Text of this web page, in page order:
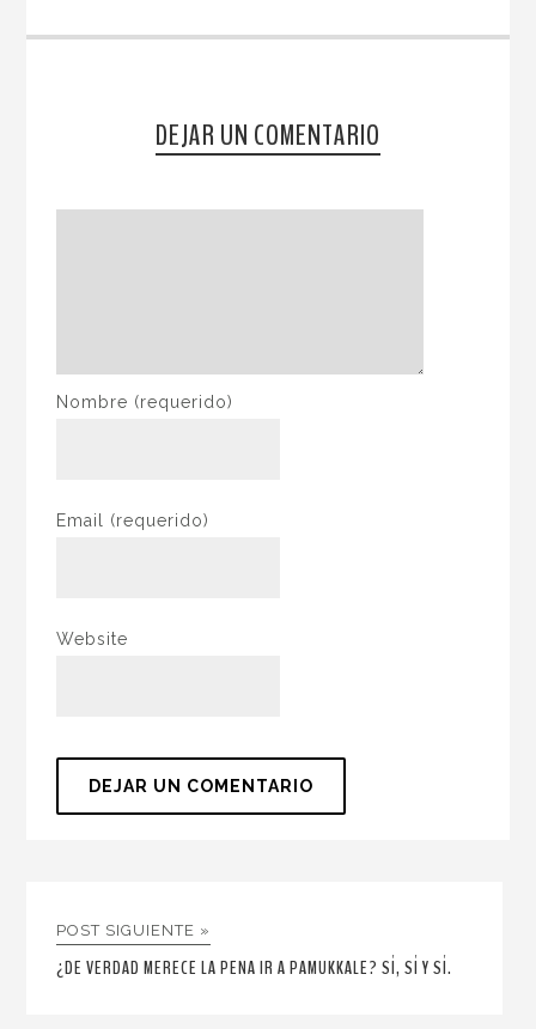
DEJAR UN COMENTARIO
Nombre (requerido)
Email (requerido)
Website
POST SIGUIENTE »
¿DE VERDAD MERECE LA PENA IR A PAMUKKALE? SÍ, SÍ Y SÍ.